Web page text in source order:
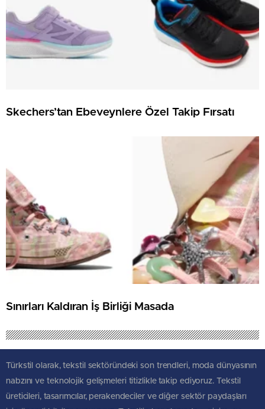
Skechers’tan Ebeveynlere Özel Takip Fırsatı
Sınırları Kaldıran İş Birliği Masada
Türkstil olarak, tekstil sektöründeki son trendleri, moda dünyasının
nabzını ve teknolojik gelişmeleri titizlikle takip ediyoruz. Tekstil
üreticileri, tasarımcılar, perakendeciler ve diğer sektör paydaşları